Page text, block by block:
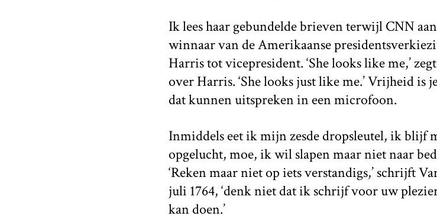
Ik lees haar gebundelde brieven terwijl CNN
winnaar van de Amerikaanse
Harris tot vicepresident. ‘She looks like me,’
over Harris. ‘She looks just like me.’ Vrijheid is
dat kunnen uitspreken in een microfoon.
Inmiddels eet ik mijn zesde dropsleutel, ik blijf
opgelucht, moe, ik wil slapen maar niet naar
‘Reken maar niet op iets verstandigs,’ schrijft
juli 1764, ‘denk niet dat ik schrijf voor uw
kan doen.’